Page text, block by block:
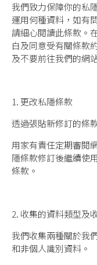
我們致力保障你的私
運用何種資料，如有
請細心閱讀此條款。
白及同意受有關條款
及不要前往我們的網
1. 更改私隱條款
透過張貼新修訂的條
用家有責任定期審閱
隱條款修訂後繼續使
條款。
2. 收集的資料類型及
我們收集兩種關於我
和非個人識別資料。